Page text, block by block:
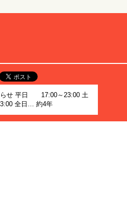
らせ 平日 17:00～23:00 土
全日… 約4年